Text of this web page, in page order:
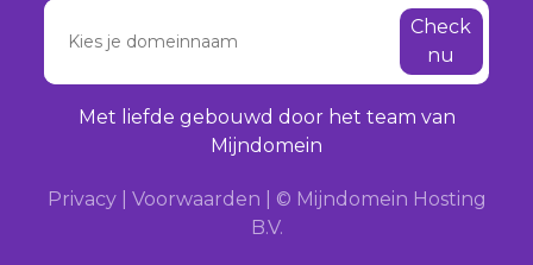
Check
nu
Met liefde gebouwd door het team van
Mijndomein
Privacy Voorwaarden
© Mijndomein Hosting
B.V.